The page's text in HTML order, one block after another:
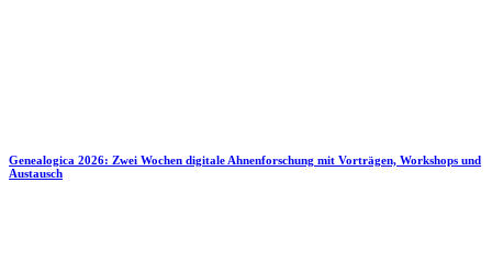
Genealogica 2026: Zwei Wochen digitale Ahnenforschung mit Vorträgen, Workshops und
Austausch